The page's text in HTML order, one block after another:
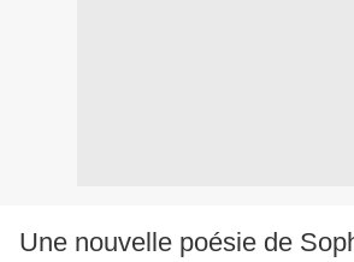
Une nouvelle poésie de